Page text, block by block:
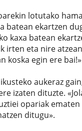
lotutako
batean ekartzen
kaxa batean
irten eta nire
koska egin ere
aukeraz
izaten dituzte.
opariak ematen
ditugu».